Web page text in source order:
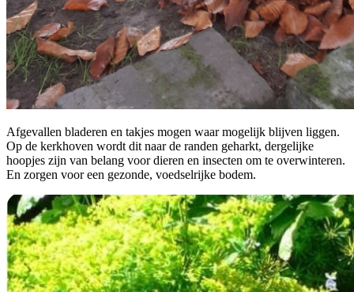
Afgevallen bladeren en takjes mogen waar mogelijk blijven liggen.
Op de kerkhoven wordt dit naar de randen geharkt, dergelijke
hoopjes zijn van belang voor dieren en insecten om te overwinteren.
En zorgen voor een gezonde, voedselrijke bodem.